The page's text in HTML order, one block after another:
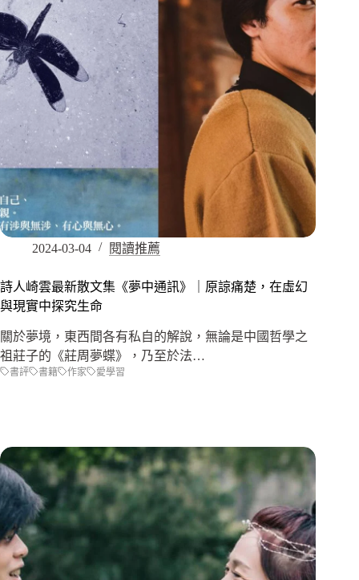
2024-03-04 閱讀推薦
詩人崎雲最新散文集《夢中通訊》｜原諒痛楚，在虛幻
與現實中探究生命
關於夢境，東西間各有私自的解說，無論是中國哲學之
祖莊子的《莊周夢蝶》，乃至於法…
書評 書籍 作家 愛學習